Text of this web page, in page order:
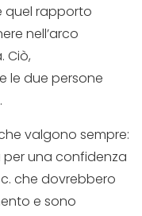
quel rapporto
nell’arco
Ciò,
le due persone
valgono sempre:
per una confidenza
che dovrebbero
e sono